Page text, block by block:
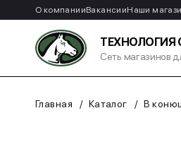
О компанииВакансииНаши
ТЕХНОЛОГИЯ
Сеть магазинов
Главная Каталог В